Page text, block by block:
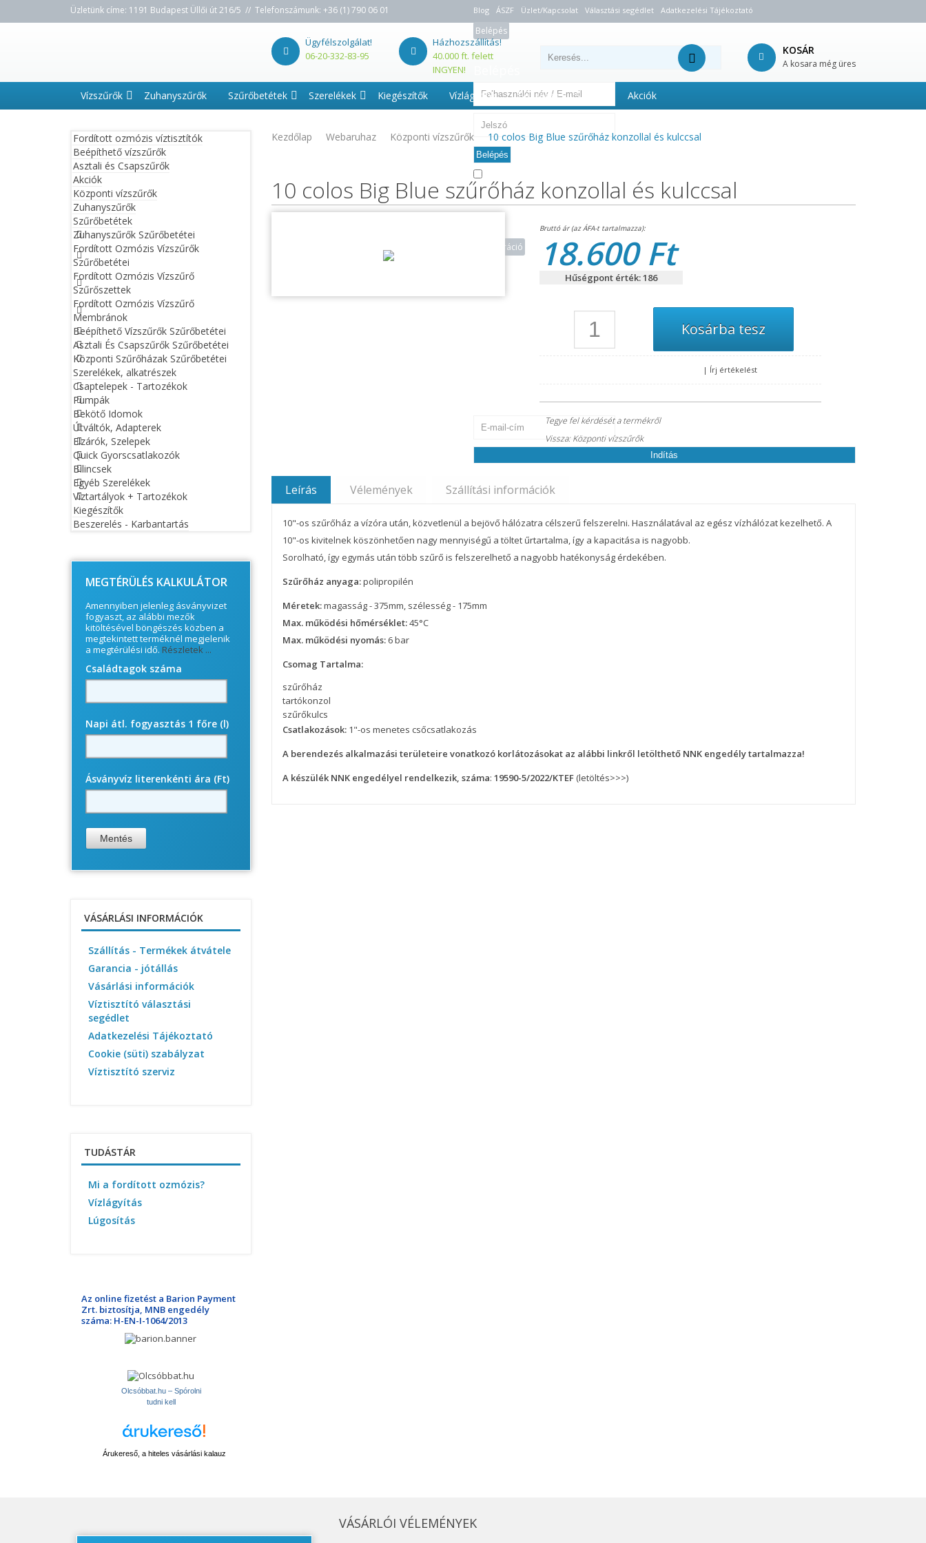
Üzletünk címe: 1191 Budapest Üllői út 216/5 // Telefonszámunk: +36 (1) 790 06 01 Blog ÁSZF Üzlet/Kapcsolat Választási segédlet Adatkezelési Tájékoztató
Belépés
Belépés
Emlékezzen rám
Elfelejtette jelszavát?
Regisztráció
Kérjük, írja be a fiókja e-mail-címét, melyre küldünk Önnek egy ellenőrző kódot. Az ellenőrző kód
Indítás
Ügyfélszolgálat!
06-20-332-83-95
Házhozszállítás!
40.000 ft. felett
INGYEN!
KOSÁR
A kosara még üres
Vízszűrők Zuhanyszűrők Szűrőbetétek Szerelékek Kiegészítők Vízlágyítók Beszerelés - Szerviz Akciók
Fordított ozmózis víztisztítók
Beépíthető vízszűrők
Asztali és Csapszűrők
Akciók
Központi vízszűrők
Zuhanyszűrők
Szűrőbetétek
Zuhanyszűrők Szűrőbetétei
Fordított Ozmózis Vízszűrők
Szűrőbetétei
Fordított Ozmózis Vízszűrő
Szűrőszettek
Fordított Ozmózis Vízszűrő
Membránok
Beépíthető Vízszűrők Szűrőbetétei
Asztali És Csapszűrők Szűrőbetétei
Központi Szűrőházak Szűrőbetétei
Szerelékek, alkatrészek
Csaptelepek - Tartozékok
Pumpák
Bekötő Idomok
Útváltók, Adapterek
Elzárók, Szelepek
Quick Gyorscsatlakozók
Bilincsek
Egyéb Szerelékek
Víztartályok + Tartozékok
Kiegészítők
Beszerelés - Karbantartás
MEGTÉRÜLÉS KALKULÁTOR
Amennyiben jelenleg ásványvizet
fogyaszt, az alábbi mezők
kitöltésével böngészés közben a
megtekintett terméknél megjelenik
a megtérülési idő. Részletek ...
Családtagok száma
Napi átl. fogyasztás 1 főre (l)
Ásványvíz literenkénti ára (Ft)
VÁSÁRLÁSI INFORMÁCIÓK
Szállítás - Termékek átvátele
Garancia - jótállás
Vásárlási információk
Víztisztító választási
segédlet
Adatkezelési Tájékoztató
Cookie (süti) szabályzat
Víztisztító szerviz
TUDÁSTÁR
Mi a fordított ozmózis?
Vízlágyítás
Lúgosítás
Az online fizetést a Barion Payment
Zrt. biztosítja, MNB engedély
száma: H-EN-I-1064/2013
Olcsóbbat.hu – Spórolni
tudni kell
Árukereső, a hiteles vásárlási kalauz
Kezdőlap Webaruhaz Központi vízszűrők 10 colos Big Blue szűrőház konzollal és kulccsal
10 colos Big Blue szűrőház konzollal és kulccsal
18.600 Ft
Hűségpont érték: 186
| Írj értékelést
Tegye fel kérdését a termékről
Vissza: Központi vízszűrők
Leírás Vélemények Szállítási információk
10"-os szűrőház a vízóra után, közvetlenül a bejövő hálózatra célszerű felszerelni. Használatával az egész vízhálózat kezelhető. A
10"-os kivitelnek köszönhetően nagy mennyiségű a töltet űrtartalma, így a kapacitása is nagyobb.
Sorolható, így egymás után több szűrő is felszerelhető a nagyobb hatékonyság érdekében.
Szűrőház anyaga:polipropilén
Méretek:magasság - 375mm, szélesség - 175mm
Max. működési hőmérséklet:45°C
Max. működési nyomás: 6 bar
Csomag Tartalma:
szűrőház
tartókonzol
szűrőkulcs
Csatlakozások: 1"-os menetes csőcsatlakozás
A berendezés alkalmazási területeire vonatkozó korlátozásokat az alábbi linkről letölthető NNK engedély tartalmazza!
A készülék NNK engedélyel rendelkezik, száma: 19590-5/2022/KTEF (letöltés>>>)
VÁSÁRLÓI VÉLEMÉNYEK